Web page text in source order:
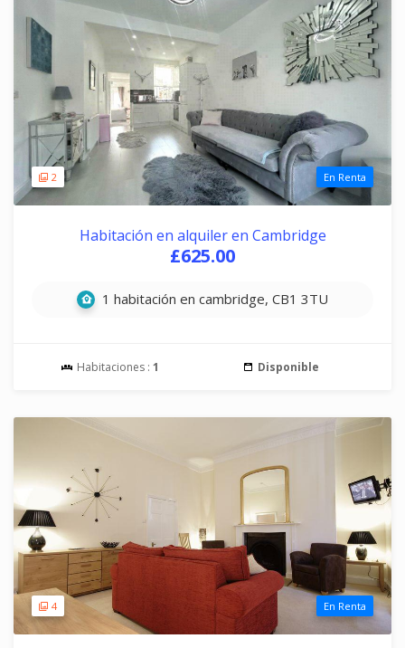
2 En Renta
Habitación en alquiler en Cambridge
£625.00
1 habitación en cambridge, CB1 3TU
Habitaciones : 1 Disponible
4 En Renta